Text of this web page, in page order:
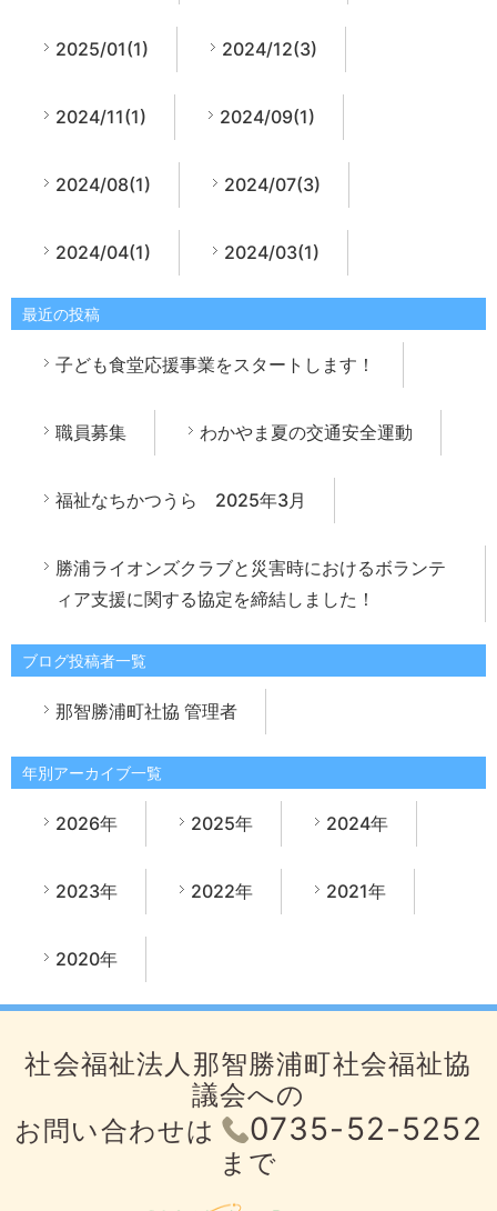
2025/01(1) 2024/12(3)
2024/11(1) 2024/09(1)
2024/08(1) 2024/07(3)
2024/04(1) 2024/03(1)
最近の投稿
子ども食堂応援事業をスタートします！
職員募集 わかやま夏の交通安全運動
福祉なちかつうら 2025年3月
勝浦ライオンズクラブと災害時におけるボランテ
ィア支援に関する協定を締結しました！
ブログ投稿者一覧
那智勝浦町社協 管理者
年別アーカイブ一覧
2026年 2025年 2024年
2023年 2022年 2021年
2020年
社会福祉法人那智勝浦町社会福祉協
議会への
お問い合わせは
0735-52-5252
まで